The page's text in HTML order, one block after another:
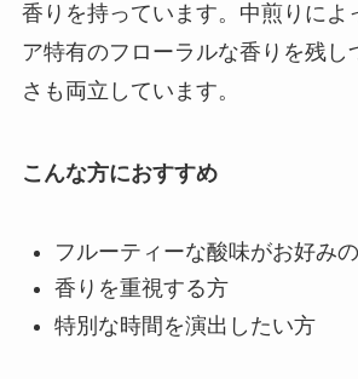
香りを持っています。中煎りによ
ア特有のフローラルな香りを残し
さも両立しています。
こんな方におすすめ
フルーティーな酸味がお好み
香りを重視する方
特別な時間を演出したい方